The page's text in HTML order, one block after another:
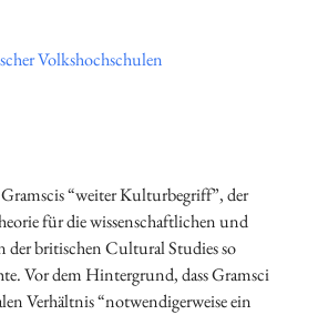
Volkshochschulen
“weiter Kulturbegriff”, der
für die wissenschaftlichen und
der britischen Cultural Studies so
Vor dem Hintergrund, dass Gramsci
Verhältnis “notwendigerweise ein